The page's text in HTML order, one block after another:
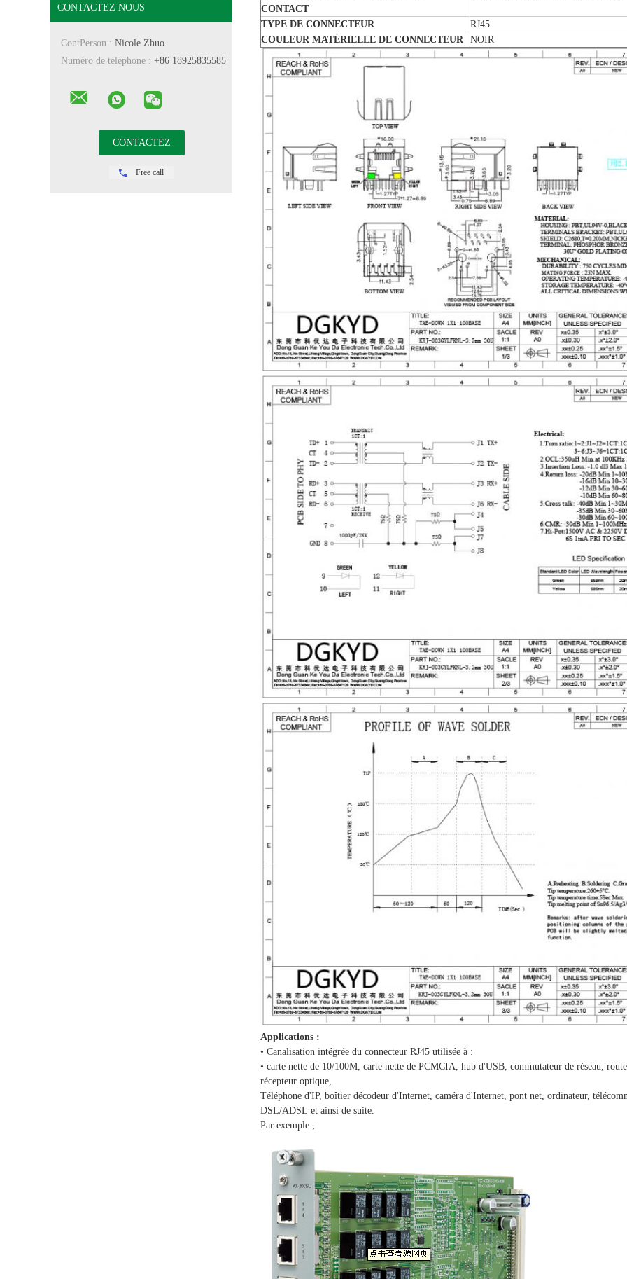
CONTACTEZ NOUS
ContPerson : Nicole Zhuo
Numéro de téléphone : +86 18925835585
Free call
CONTACT
TYPE DE CONNECTEUR
RJ45
COULEUR MATÉRIELLE DE CONNECTEUR
NOIR
Applications :
• Canalisation intégrée du connecteur RJ45 utilisée à :
• carte nette de 10/100M, carte nette de PCMCIA, hub d'USB, commutateur de réseau,
récepteur optique,
Téléphone d'IP, boîtier décodeur d'Internet, caméra d'Internet, pont net, ordinateur,
DSL/ADSL et ainsi de suite.
Par exemple ;